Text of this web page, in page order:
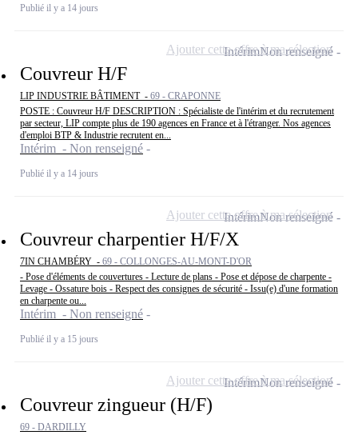
Publié il y a 14 jours
Couvreur H/F
LIP INDUSTRIE BÂTIMENT - 69 - CRAPONNE
POSTE : Couvreur H/F DESCRIPTION : Spécialiste de l'intérim et du recrutement
par secteur, LIP compte plus de 190 agences en France et à l'étranger. Nos agences
d'emploi BTP & Industrie recrutent en...
Intérim - Non renseigné
Publié il y a 14 jours
IntérimNon renseigné
Ajouter cette offre à ma sélection
Couvreur charpentier H/F/X
7IN CHAMBÉRY - 69 - COLLONGES-AU-MONT-D'OR
- Pose d'éléments de couvertures - Lecture de plans - Pose et dépose de charpente -
Levage - Ossature bois - Respect des consignes de sécurité - Issu(e) d'une formation
en charpente ou...
Intérim - Non renseigné
Publié il y a 15 jours
IntérimNon renseigné
Ajouter cette offre à ma sélection
Couvreur zingueur (H/F)
69 - DARDILLY
IntérimNon renseigné
Ajouter cette offre à ma sélection